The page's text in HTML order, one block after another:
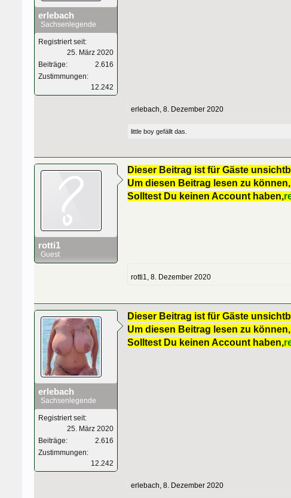
erlebach
Sachsenlegende
Registriert seit:
25. März 2020
Beiträge:
2.616
Zustimmungen:
12.242
erlebach, 8. Dezember 2020
little boy gefällt das.
rotti1
Guest
Dieser Beitrag ist für Gäste
Um diesen Beitrag lesen zu
Solltest Du keinen Account haben,
rotti1, 8. Dezember 2020
erlebach
Sachsenlegende
Registriert seit:
25. März 2020
Beiträge:
2.616
Zustimmungen:
12.242
Dieser Beitrag ist für Gäste
Um diesen Beitrag lesen zu
Solltest Du keinen Account haben,
erlebach, 8. Dezember 2020